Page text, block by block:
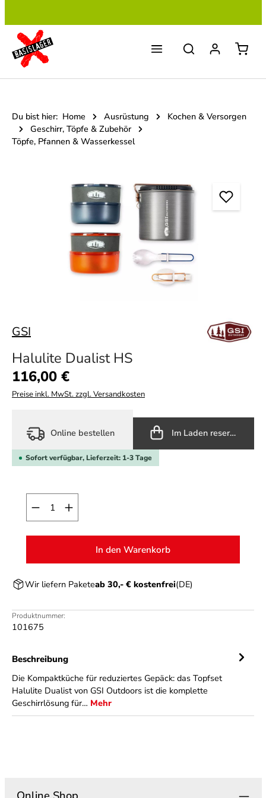
Du bist hier: Home Ausrüstung
Kochen & Versorgen
Geschirr, Töpfe & Zubehör
Töpfe, Pfannen & Wasserkessel
GSI
Halulite Dualist HS
Regulärer Preis:
116,00 €
Preise inkl. MwSt. zzgl. Versandkosten
Online bestellen Im Laden reservieren
Sofort verfügbar, Lieferzeit: 1-3 Tage
Produkt Anzahl: Gib den gewünschten Wert
In den Warenkorb
Wir liefern Paketeab 30,- € kostenfrei(DE)
Produktnummer:
101675
Beschreibung
Die Kompaktküche für reduziertes Gepäck: das Topfset
Halulite Dualist von GSI Outdoors ist die komplette
Geschirrlösung für… Mehr